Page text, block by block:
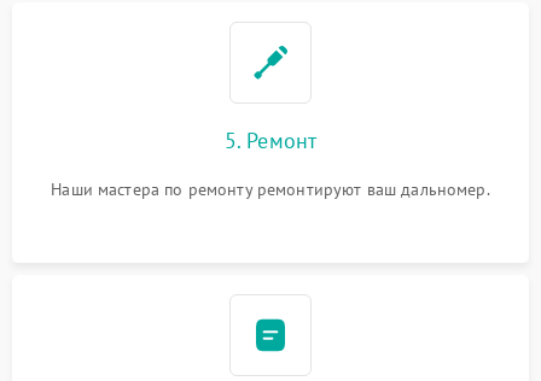
5. Ремонт
Наши мастера по ремонту ремонтируют ваш дальномер.